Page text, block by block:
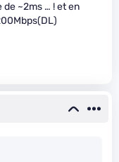
~2ms … ! et en